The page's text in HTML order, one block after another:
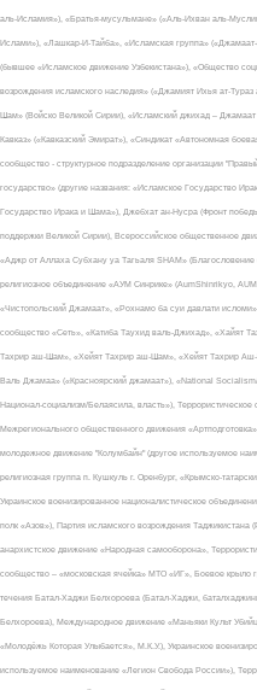
аль-Исламия»), «Братья-мусульмане» («Аль-Ихван аль-
Ислами»), «Лашкар-И-Тайба», «Исламская группа»
(бывшее «Исламское движение Узбекистана»), «Общество
возрождения исламского наследия» («Джамият Ихья ат-
Шам» (Войско Великой Сирии), «Исламский джихад –
Кавказ» («Кавказский Эмират»), «Синдикат «Автономная
сообщество - структурное подразделение организации
государство» (другие названия: «Исламское Государство
Государство Ирака и Шама»), Джебхат ан-Нусра (Фронт
поддержки Великой Сирии), Всероссийское общественное
«Аджр от Аллаха Субхану уа Тагьаля SHAM»
религиозное объединение «АУМ Синрике» (AumShinrikyo,
«Чистопольский Джамаат», «Рохнамо ба суи давлати
сообщество «Сеть», «Катиба Таухид валь-Джихад», «Хайят
Тахрир аш-Шам», «Хейят Тахрир аш-Шам», «Хейят Тахрир
Валь Джамаа» («Красноярский джамаат»), «National
Национал-социализм/Белаясила, власть»),
Межрегионального общественного движения
молодежное движение "Колумбайн" (другое используемое
религиозная группа п. Кушкуль г. Оренбург, «Крымско-
Украинское военизированное националистическое
полк «Азов»), Партия исламского возрождения
анархистское движение «Народная самооборона»,
сообщество – «московская ячейка» МТО «ИГ», Боевое крыло
течения Батал-Хаджи Белхороева (Батал-Хаджи,
Белхороева), Международное движение «Маньяки Культ
«Молодёжь Которая Улыбается», М.К.У.), Украинское
используемое наименование «Легион Свобода России»),